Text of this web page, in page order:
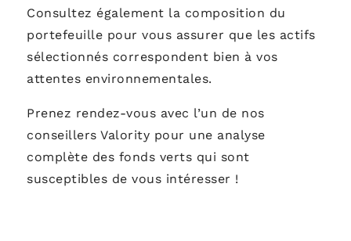
Consultez également la composition du
portefeuille pour vous assurer que les actifs
sélectionnés correspondent bien à vos
attentes environnementales.
Prenez rendez-vous avec l’un de nos
conseillers Valority pour une analyse
complète des fonds verts qui sont
susceptibles de vous intéresser !